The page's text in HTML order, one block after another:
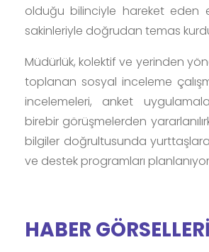
olduğu bilinciyle hareket eden
sakinleriyle doğrudan temas
Müdürlük, kolektif ve yerinden
toplanan sosyal inceleme
incelemeleri, anket
birebir görüşmelerden
bilgiler doğrultusunda
ve destek programları
HABER GÖRSELLERİ